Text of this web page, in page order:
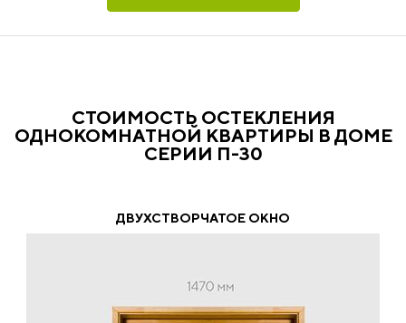
СТОИМОСТЬ ОСТЕКЛЕНИЯ
ОДНОКОМНАТНОЙ КВАРТИРЫ В ДОМЕ
СЕРИИ П-30
ДВУХСТВОРЧАТОЕ ОКНО